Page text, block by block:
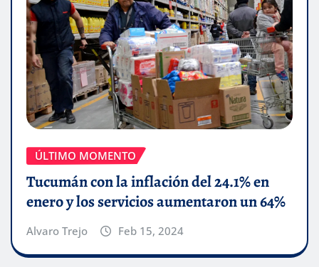
ÚLTIMO MOMENTO
Tucumán con la inflación del 24.1% en
enero y los servicios aumentaron un 64%
Alvaro Trejo Feb 15, 2024